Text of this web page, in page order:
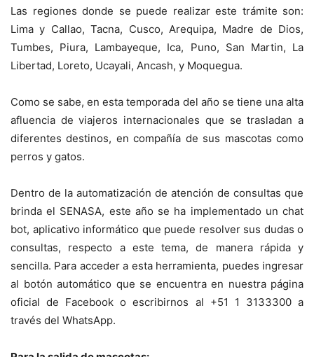
Las regiones donde se puede realizar este trámite son:
Lima y Callao, Tacna, Cusco, Arequipa, Madre de Dios,
Tumbes, Piura, Lambayeque, Ica, Puno, San Martin, La
Libertad, Loreto, Ucayali, Ancash, y Moquegua.
Como se sabe, en esta temporada del año se tiene una alta
afluencia de viajeros internacionales que se trasladan a
diferentes destinos, en compañía de sus mascotas como
perros y gatos.
Dentro de la automatización de atención de consultas que
brinda el SENASA, este año se ha implementado un chat
bot, aplicativo informático que puede resolver sus dudas o
consultas, respecto a este tema, de manera rápida y
sencilla. Para acceder a esta herramienta, puedes ingresar
al botón automático que se encuentra en nuestra página
oficial de Facebook o escribirnos al +51 1 3133300 a
través del WhatsApp.